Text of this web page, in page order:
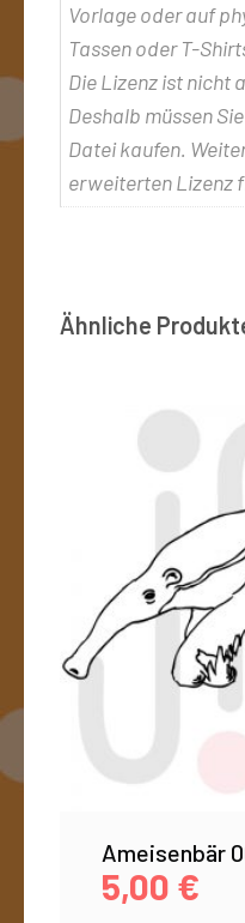
Vorlage oder auf
Tassen oder T-
Die Lizenz ist nicht
Deshalb müssen
Datei kaufen.
erweiterten Lizenz
Ähnliche
Ameisenbär
5,00 €